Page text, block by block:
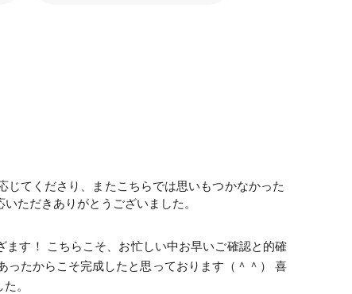
じてくださり、またこちらでは思いもつかなかった
ただきありがとうございました。
す！ こちらこそ、お忙しい中お早いご確認と的確
たからこそ完成したと思っております（＾＾） 喜
。